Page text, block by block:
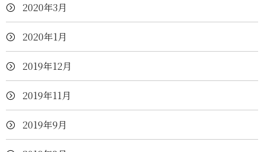
2020年3月
2020年1月
2019年12月
2019年11月
2019年9月